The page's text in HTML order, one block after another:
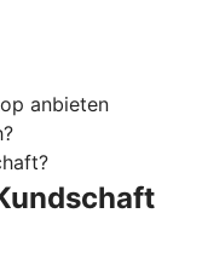
anbieten